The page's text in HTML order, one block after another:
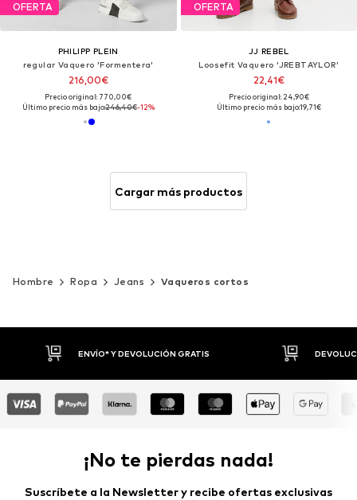
OFERTA
PHILIPP PLEIN
regular Vaquero 'Formentera'
216,00€
Precio original: 770,00€
Último precio más bajo:246,40€-12%
OFERTA
JJ REBEL
Loosefit Vaquero 'JREBTAYLOR'
22,41€
Precio original: 24,90€
Último precio más bajo:19,71€
Cargar más productos
Hombre Ropa Jeans Vaqueros cortos
DEVOLUCIONES HASTA 30 DÍAS
¡No te pierdas nada!
Suscríbete a la Newsletter y recibe ofertas exclusivas